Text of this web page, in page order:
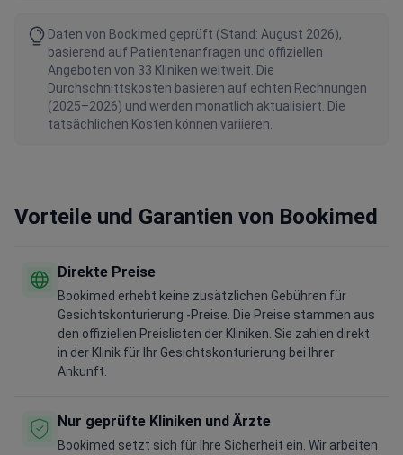
Daten von Bookimed geprüft (Stand: August 2026),
basierend auf Patientenanfragen und offiziellen
Angeboten von 33 Kliniken weltweit. Die
Durchschnittskosten basieren auf echten Rechnungen
(2025–2026) und werden monatlich aktualisiert. Die
tatsächlichen Kosten können variieren.
Vorteile und Garantien von Bookimed
Direkte Preise
Bookimed erhebt keine zusätzlichen Gebühren für
Gesichtskonturierung -Preise. Die Preise stammen aus
den offiziellen Preislisten der Kliniken. Sie zahlen direkt
in der Klinik für Ihr Gesichtskonturierung bei Ihrer
Ankunft.
Nur geprüfte Kliniken und Ärzte
Bookimed setzt sich für Ihre Sicherheit ein. Wir arbeiten